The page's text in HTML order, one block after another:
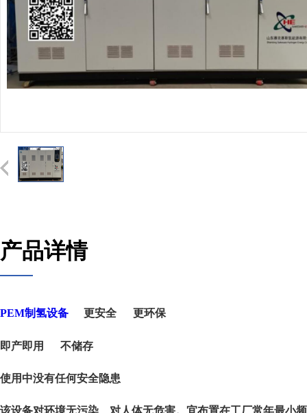
产品详情
PEM制氢设备 更安全 更环保
即产即用 不储存
使用中没有任何安全隐患
该设备对环境无污染、对人体无危害。 宜布置在工厂常年最小